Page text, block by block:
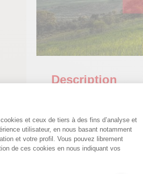
Description
Sur les Hauteurs
surface de 593 m² à
Gestion du
et ceux de tiers à des fins d’analyse et
utilisateur, en nous basant notamment
et votre profil. Vous pouvez librement
de ces cookies en nous indiquant vos